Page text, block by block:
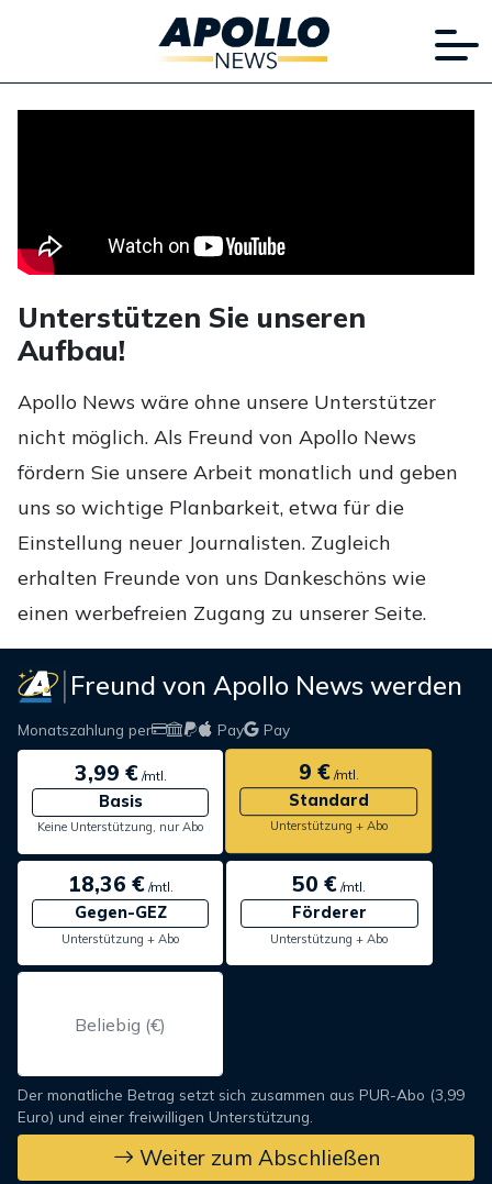
Unterstützen Sie unseren
Aufbau!
Apollo News wäre ohne unsere Unterstützer
nicht möglich. Als Freund von Apollo News
fördern Sie unsere Arbeit monatlich und geben
uns so wichtige Planbarkeit, etwa für die
Einstellung neuer Journalisten. Zugleich
erhalten Freunde von uns Dankeschöns wie
einen werbefreien Zugang zu unserer Seite.
Freund von Apollo News werden
Monatszahlung per Pay Pay
3,99 €/mtl.
Basis
Keine Unterstützung, nur Abo
9 €/mtl.
Standard
Unterstützung + Abo
18,36 €/mtl.
Gegen-GEZ
Unterstützung + Abo
50 € /mtl.
Förderer
Unterstützung + Abo
Der monatliche Betrag setzt sich zusammen aus PUR-Abo (3,99
Euro) und einer freiwilligen Unterstützung.
Weiter zum Abschließen